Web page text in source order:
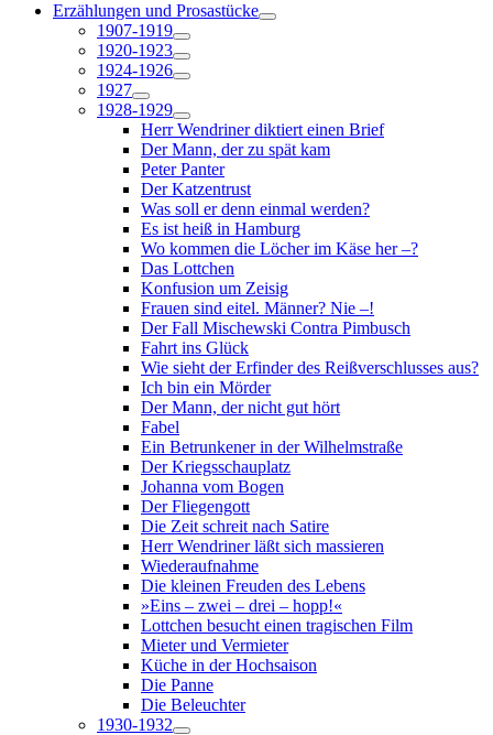
Erzählungen und Prosastücke
1907-1919
1920-1923
1924-1926
1927
1928-1929
Herr Wendriner diktiert einen Brief
Der Mann, der zu spät kam
Peter Panter
Der Katzentrust
Was soll er denn einmal werden?
Es ist heiß in Hamburg
Wo kommen die Löcher im Käse her –?
Das Lottchen
Konfusion um Zeisig
Frauen sind eitel. Männer? Nie –!
Der Fall Mischewski Contra Pimbusch
Fahrt ins Glück
Wie sieht der Erfinder des Reißverschlusses aus?
Ich bin ein Mörder
Der Mann, der nicht gut hört
Fabel
Ein Betrunkener in der Wilhelmstraße
Der Kriegsschauplatz
Johanna vom Bogen
Der Fliegengott
Die Zeit schreit nach Satire
Herr Wendriner läßt sich massieren
Wiederaufnahme
Die kleinen Freuden des Lebens
»Eins – zwei – drei – hopp!«
Lottchen besucht einen tragischen Film
Mieter und Vermieter
Küche in der Hochsaison
Die Panne
Die Beleuchter
1930-1932